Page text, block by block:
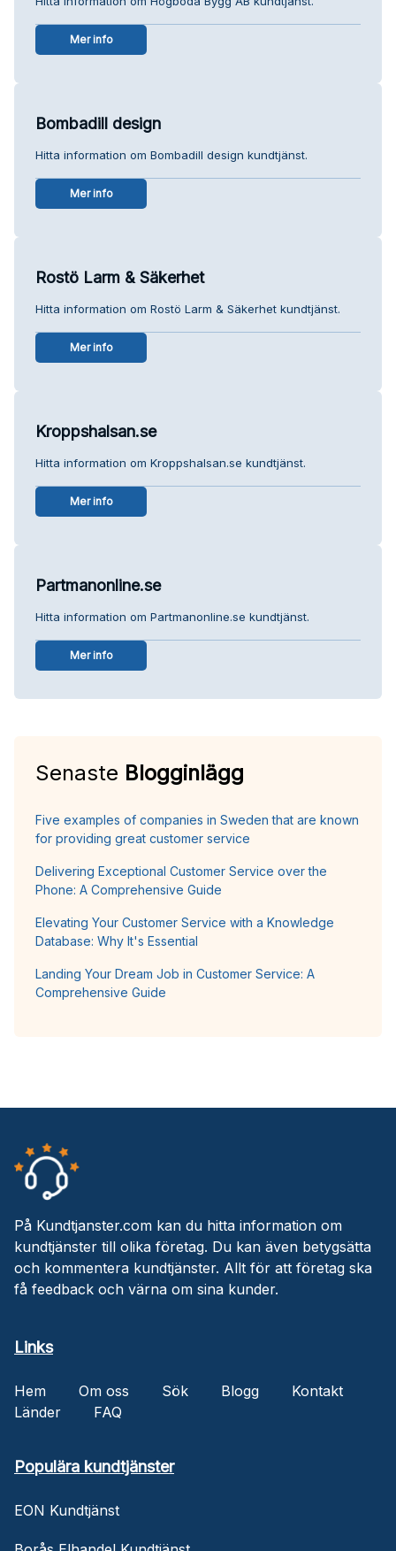
Mer info
Bombadill design
Hitta information om Bombadill design kundtjänst.
Mer info
Rostö Larm & Säkerhet
Hitta information om Rostö Larm & Säkerhet kundtjänst.
Mer info
Kroppshalsan.se
Hitta information om Kroppshalsan.se kundtjänst.
Mer info
Partmanonline.se
Hitta information om Partmanonline.se kundtjänst.
Mer info
Senaste Blogginlägg
Five examples of companies in Sweden that are known
for providing great customer service
Delivering Exceptional Customer Service over the
Phone: A Comprehensive Guide
Elevating Your Customer Service with a Knowledge
Database: Why It's Essential
Landing Your Dream Job in Customer Service: A
Comprehensive Guide
På Kundtjanster.com kan du hitta information om
kundtjänster till olika företag. Du kan även betygsätta
och kommentera kundtjänster. Allt för att företag ska
få feedback och värna om sina kunder.
Links
Hem Om oss Sök Blogg
Kontakt
Länder
FAQ
Populära kundtjänster
EON Kundtjänst